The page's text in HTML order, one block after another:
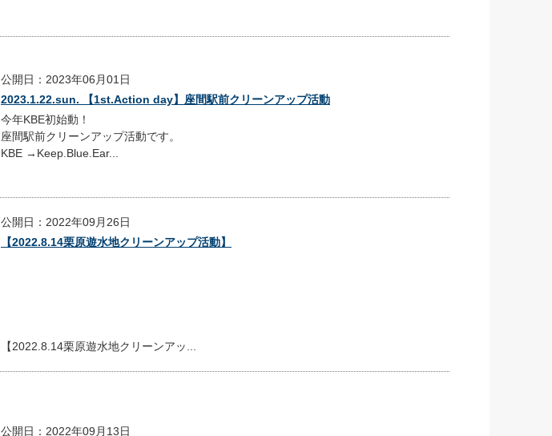
公開日：2023年06月01日
2023.1.22.sun. 【1st.Action day】座間駅前クリーンアップ活動
今年KBE初始動！
座間駅前クリーンアップ活動です。
KBE →Keep.Blue.Ear...
公開日：2022年09月26日
【2022.8.14栗原遊水地クリーンアップ活動】
【2022.8.14栗原遊水地クリーンアッ...
公開日：2022年09月13日